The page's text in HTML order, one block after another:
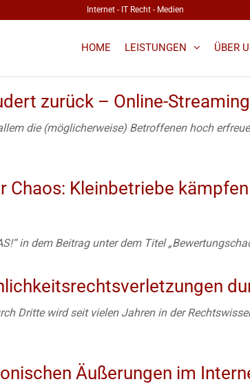
Internet - IT Recht - Medien
IT,
HOME LEISTUNGEN ÜBER
zurück – Online-
die (möglicherweise) Betroffenen hoch
Chaos: Kleinbetriebe
in dem Beitrag unter dem Titel
Dritte wird seit vielen Jahren in der
Äußerungen im